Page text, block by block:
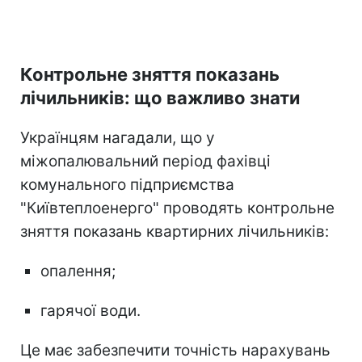
Контрольне зняття показань
лічильників: що важливо знати
Українцям нагадали, що у
міжопалювальний період фахівці
комунального підприємства
"Київтеплоенерго" проводять контрольне
зняття показань квартирних лічильників:
опалення;
гарячої води.
Це має забезпечити точність нарахувань